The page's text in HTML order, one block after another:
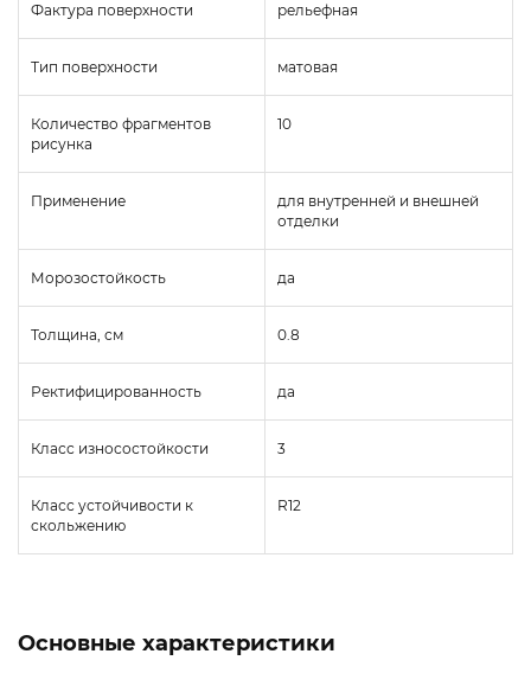
Фактура поверхности рельефная
Тип поверхности матовая
Количество фрагментов
рисунка
10
Применение
для внутренней и внешней
отделки
Морозостойкость да
Толщина, см 0.8
Ректифицированность да
Класс износостойкости 3
Класс устойчивости к
скольжению
R12
Основные характеристики